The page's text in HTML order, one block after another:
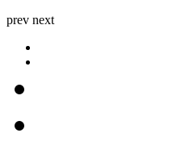
prev next